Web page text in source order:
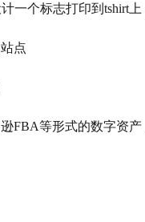
一个标志打印到tshirt
点
FBA等形式的数字资